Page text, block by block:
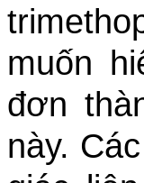
muốn
đơn
này.